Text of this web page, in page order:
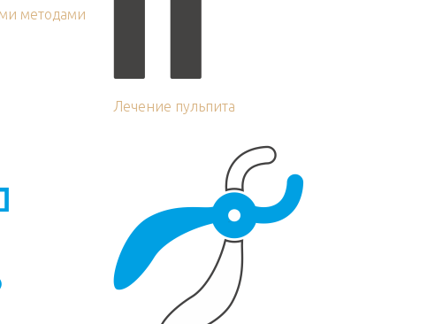
методами
Лечение пульпита